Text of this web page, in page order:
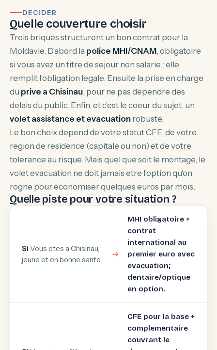
DECIDER
Quelle couverture choisir
Trois briques structurent un bon contrat pour la
Moldavie. D'abord la police MHI/CNAM, obligatoire
si vous avez un titre de sejour non salarie : elle
remplit l'obligation legale. Ensuite la prise en charge
du prive a Chisinau, pour ne pas dependre des
delais du public. Enfin, et c'est le coeur du sujet, un
volet assistance et evacuation robuste.
Le bon choix depend de votre statut CFE, de votre
region de residence (capitale ou non) et de votre
tolerance au risque. Mais quel que soit le montage, le
volet evacuation ne doit jamais etre l'option qu'on
rogne pour economiser quelques euros par mois.
Quelle piste pour votre situation ?
Si Vous etes a Chisinau,
jeune et en bonne sante
MHI obligatoire +
contrat
international au
premier euro avec
evacuation;
dentaire/optique
en option.
CFE pour la base +
complementaire
couvrant le